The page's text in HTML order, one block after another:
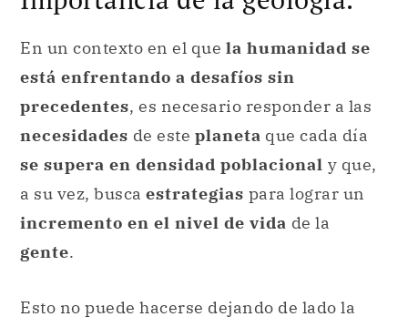
se supera en densidad poblacionaly que,
a su vez, buscaestrategiaspara lograr un
incremento en el nivel de vidade la
gente.
Esto no puede hacerse dejando de lado la
sostenibilidadde losrecursosutilizados
para esos fines. Es fundamental tener a
cualificada, que se conforme por